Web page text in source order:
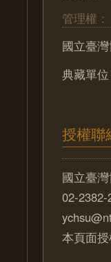
管理權：
國立臺
典藏單
授權聯
國立臺
02-2382-
本頁面